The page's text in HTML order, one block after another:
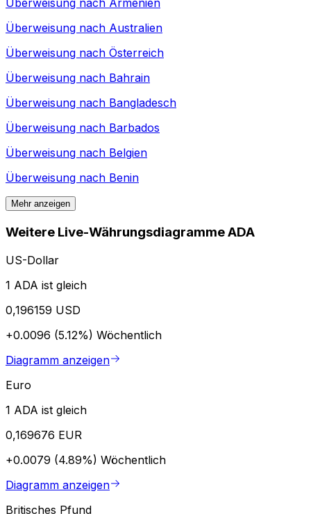
Überweisung nach Armenien
Überweisung nach Australien
Überweisung nach Österreich
Überweisung nach Bahrain
Überweisung nach Bangladesch
Überweisung nach Barbados
Überweisung nach Belgien
Überweisung nach Benin
Mehr anzeigen
Weitere Live-Währungsdiagramme ADA
US-Dollar
1 ADA ist gleich
0,196159 USD
+0.0096 (5.12%) Wöchentlich
Diagramm anzeigen
Euro
1 ADA ist gleich
0,169676 EUR
+0.0079 (4.89%) Wöchentlich
Diagramm anzeigen
Britisches Pfund